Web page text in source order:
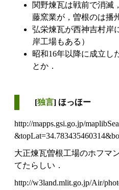
関野煉瓦は戦前で消滅
藤窯業が，曽根のは播
弘栄煉瓦が西神吉村岸
岸工場もある）
昭和16年以降に成立し
とか．
[独言] ほっほー
http://mapps.gsi.go.jp/
大正煉瓦曽根工場のホフマ
てたらしい．
http://w3land.mlit.go.jp/Air/